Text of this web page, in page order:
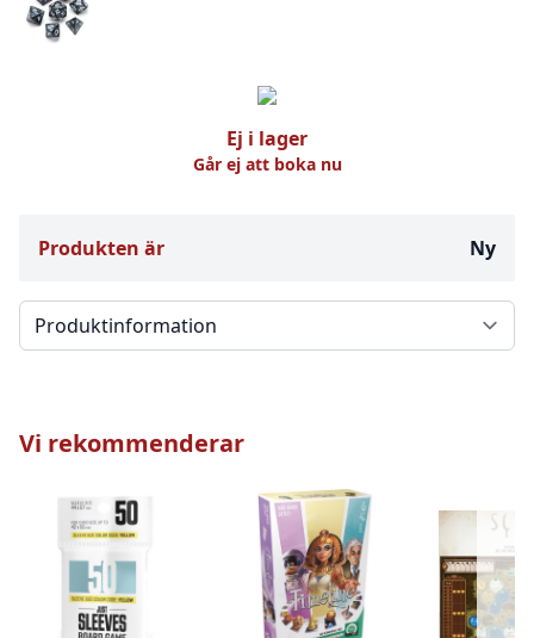
Ej i lager
Går ej att boka nu
Produkten är Ny
Välj en flik
Vi rekommenderar